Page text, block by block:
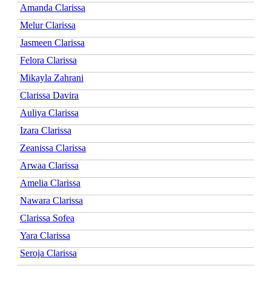
Amanda Clarissa
Melur Clarissa
Jasmeen Clarissa
Felora Clarissa
Mikayla Zahrani
Clarissa Davira
Auliya Clarissa
Izara Clarissa
Zeanissa Clarissa
Arwaa Clarissa
Amelia Clarissa
Nawara Clarissa
Clarissa Sofea
Yara Clarissa
Seroja Clarissa